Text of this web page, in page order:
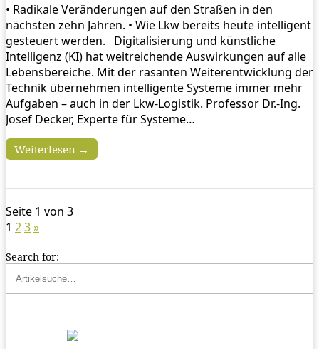
• Radikale Veränderungen auf den Straßen in den
nächsten zehn Jahren. • Wie Lkw bereits heute intelligent
gesteuert werden. Digitalisierung und künstliche
Intelligenz (KI) hat weitreichende Auswirkungen auf alle
Lebensbereiche. Mit der rasanten Weiterentwicklung der
Technik übernehmen intelligente Systeme immer mehr
Aufgaben – auch in der Lkw-Logistik. Professor Dr.-Ing.
Josef Decker, Experte für Systeme…
Weiterlesen →
Seite 1 von 3
1 23»
Search for: